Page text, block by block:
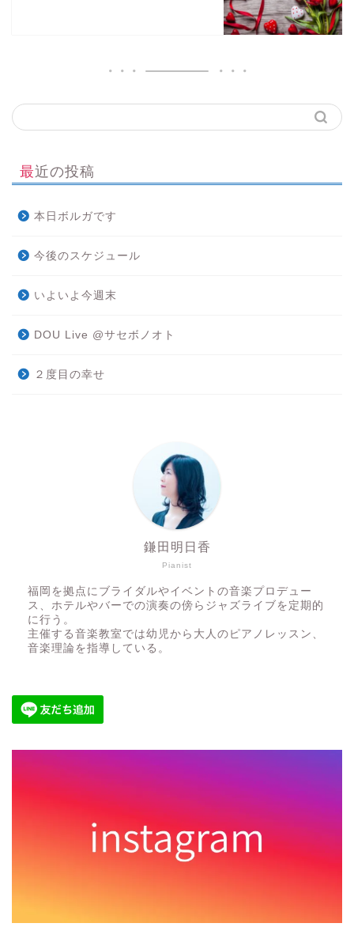
最近の投稿
本日ボルガです
今後のスケジュール
いよいよ今週末
DOU Live @サセボノオト
２度目の幸せ
Pianist
鎌田明日香
福岡を拠点にブライダルやイベントの音楽プロデュー
ス、ホテルやバーでの演奏の傍らジャズライブを定期的
に行う。
主催する音楽教室では幼児から大人のピアノレッスン、
音楽理論を指導している。